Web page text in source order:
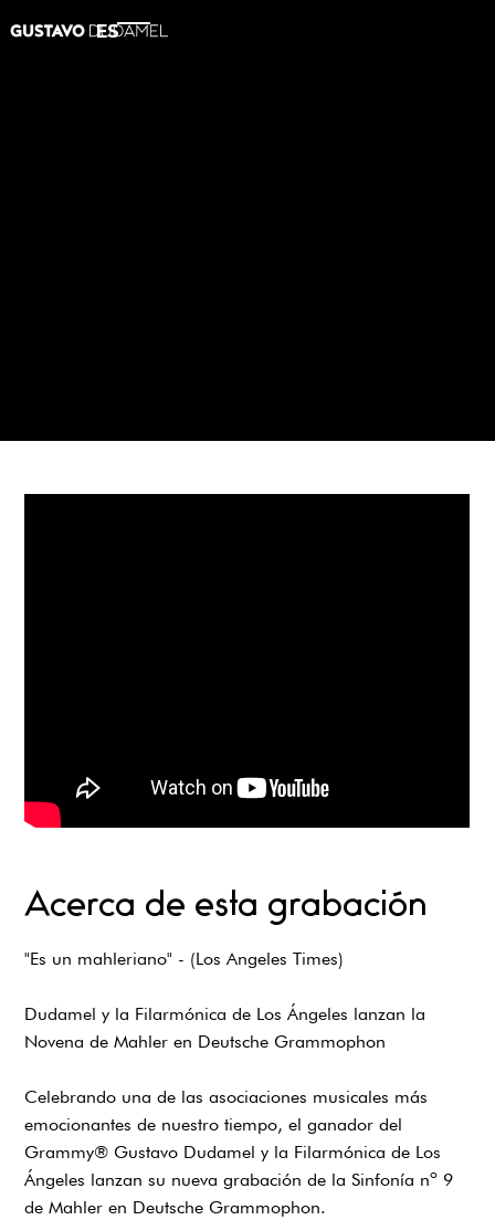
ES
Acerca de esta grabación
"Es un mahleriano" - (Los Angeles Times)
Dudamel y la Filarmónica de Los Ángeles lanzan la
Novena de Mahler en Deutsche Grammophon
Celebrando una de las asociaciones musicales más
emocionantes de nuestro tiempo, el ganador del
Grammy® Gustavo Dudamel y la Filarmónica de Los
Ángeles lanzan su nueva grabación de la Sinfonía nº 9
de Mahler en Deutsche Grammophon.